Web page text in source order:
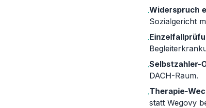
·Widerspruch
Sozialgericht
·
·Selbstzahler-
DACH-Raum.
·Therapie-
statt Wegovy